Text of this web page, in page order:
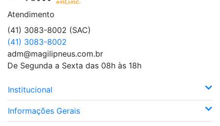
Atendimento
(41) 3083-8002 (SAC)
(41) 3083-8002
adm@magilipneus.com.br
De Segunda a Sexta das 08h às 18h
Institucional
Informações Gerais